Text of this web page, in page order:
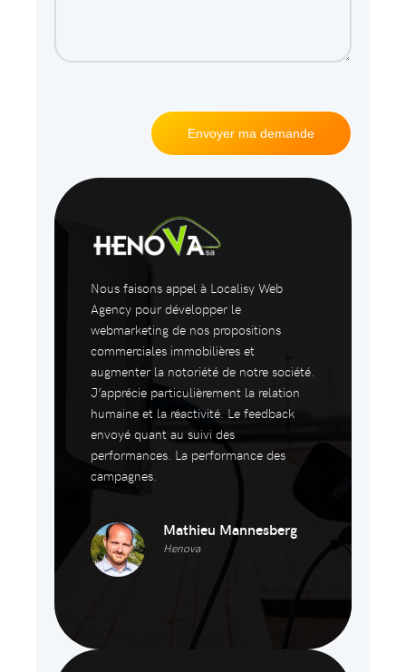
Nous faisons appel à Localisy Web
Agency pour développer le
webmarketing de nos propositions
commerciales immobilières et
augmenter la notoriété de notre société.
J’apprécie particulièrement la relation
humaine et la réactivité. Le feedback
envoyé quant au suivi des
performances. La performance des
campagnes.
Mathieu Mannesberg
Henova